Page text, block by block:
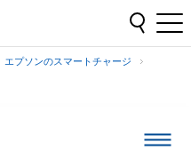
エプソンのスマートチャージ